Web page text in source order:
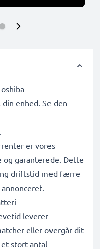
enhed. Se den
er vores
og garanterede. Dette
driftstid med færre
leverer
eller overgår dit
stort antal